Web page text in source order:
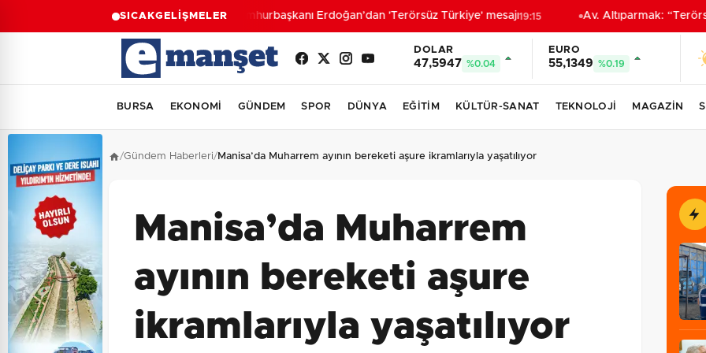
SICAKGELİŞMELERCumhurbaşkanı Erdoğan’dan 'Terörsüz Türkiye' mesajı19:15 Av. Altıparmak:
DOLAR
47,5947 %0.04
EURO
55,1349 %0.19
BURSA EKONOMİ GÜNDEM SPOR DÜNYA EĞİTİM KÜLTÜR-SANAT TEKNOLOJİ MAGAZİN
/Gündem Haberleri/Manisa’da Muharrem ayının bereketi aşure ikramlarıyla yaşatılıyor
Manisa’da Muharrem
ayının bereketi aşure
ikramlarıyla yaşatılıyor